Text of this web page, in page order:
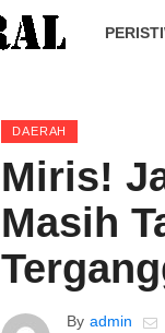
DAERAH
Miris!
Masih
By admin